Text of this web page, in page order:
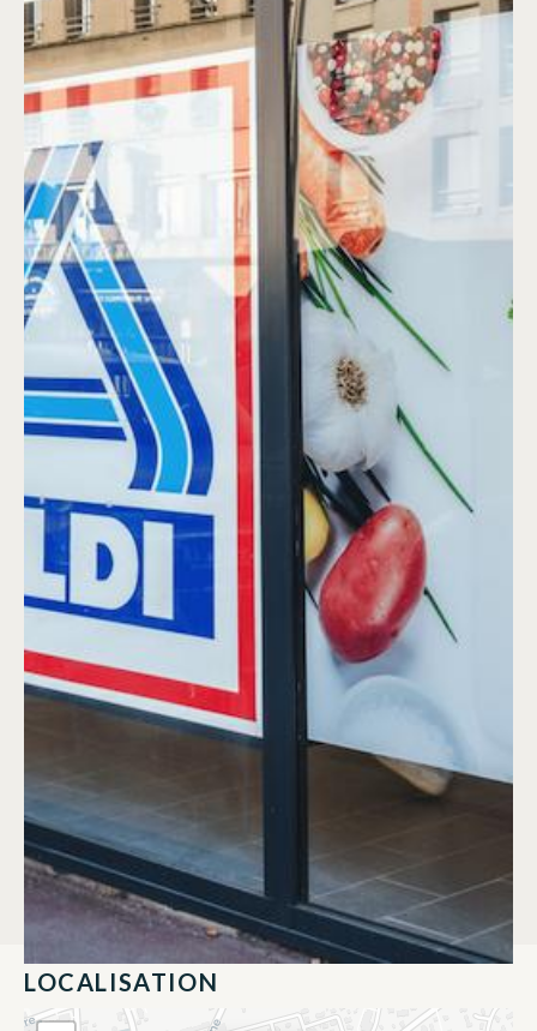
LOCALISATION